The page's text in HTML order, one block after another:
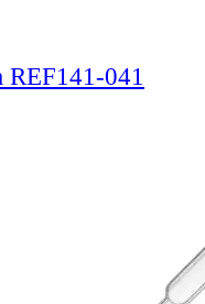
REF141-041